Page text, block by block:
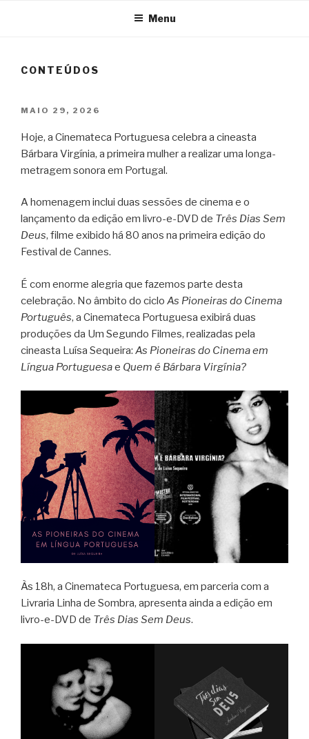
Menu
CONTEÚDOS
PUBLICADO
MAIO 29, 2026
Hoje, a Cinemateca Portuguesa celebra a cineasta
Bárbara Virgínia, a primeira mulher a realizar uma longa-
metragem sonora em Portugal.
A homenagem inclui duas sessões de cinema e o
lançamento da edição em livro-e-DVD de Três Dias Sem
Deus, filme exibido há 80 anos na primeira edição do
Festival de Cannes.
É com enorme alegria que fazemos parte desta
celebração. No âmbito do ciclo As Pioneiras do Cinema
Português, a Cinemateca Portuguesa exibirá duas
produções da Um Segundo Filmes, realizadas pela
cineasta Luísa Sequeira: As Pioneiras do Cinema em
Língua Portuguesae Quem é Bárbara Virgínia?
Às 18h, a Cinemateca Portuguesa, em parceria com a
Livraria Linha de Sombra, apresenta ainda a edição em
livro-e-DVD de Três Dias Sem Deus.